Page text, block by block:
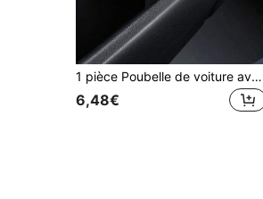
1 pièce Poubelle de voiture avec couvercle de type pression - Accessoire d'intérieur de voiture mini, Poubelle étanche, Boîte de rangement et organisateur multi-usage, Convient pour la voiture, la maison, le bureau
6,48€